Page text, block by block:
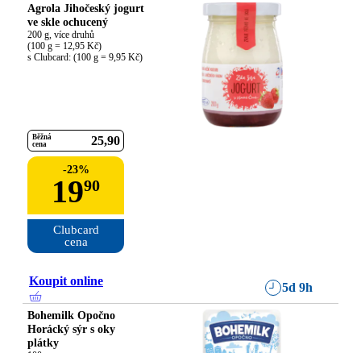
Agrola Jihočeský jogurt
ve skle ochucený
200 g, více druhů
(100 g = 12,95 Kč)
s Clubcard: (100 g = 9,95 Kč)
Běžná
cena
25 90
-23%
1990
Clubcard
cena
Koupit online 5d 9h
Bohemilk Opočno
Horácký sýr s oky
plátky